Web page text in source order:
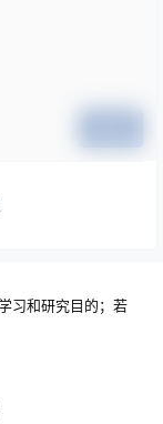
习和研究目的；若